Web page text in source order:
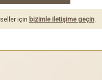
için bizimle iletişime geçin.